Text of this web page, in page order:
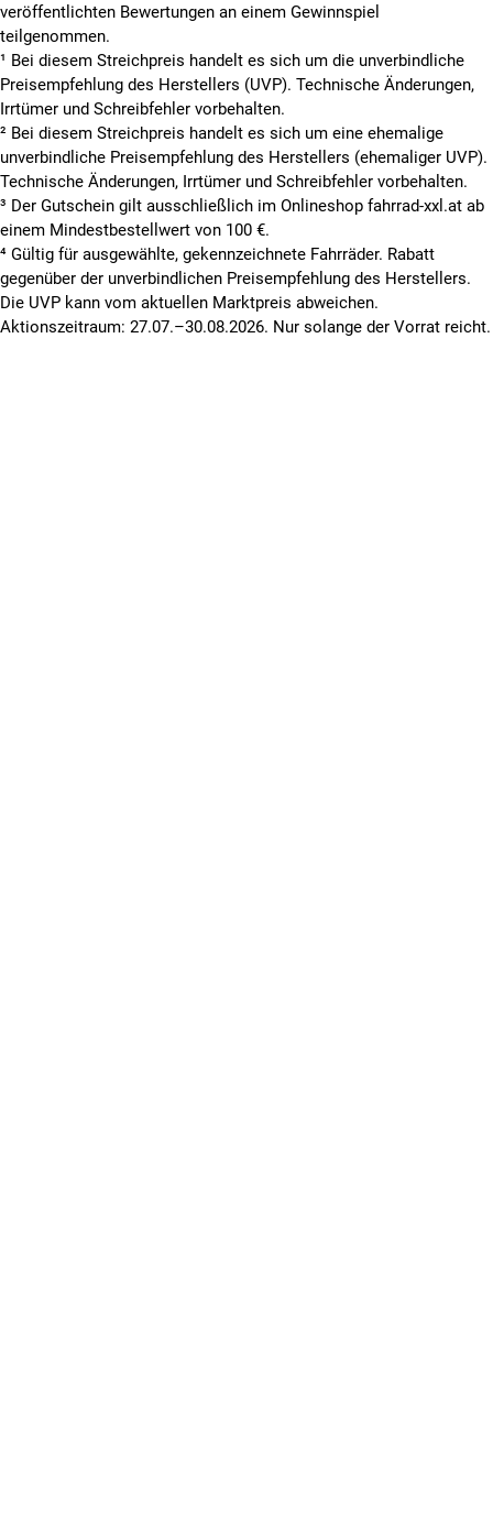
veröffentlichten Bewertungen an einem Gewinnspiel
teilgenommen.
¹ Bei diesem Streichpreis handelt es sich um die unverbindliche
Preisempfehlung des Herstellers (UVP). Technische Änderungen,
Irrtümer und Schreibfehler vorbehalten.
² Bei diesem Streichpreis handelt es sich um eine ehemalige
unverbindliche Preisempfehlung des Herstellers (ehemaliger UVP).
Technische Änderungen, Irrtümer und Schreibfehler vorbehalten.
³ Der Gutschein gilt ausschließlich im Onlineshop fahrrad-xxl.at ab
einem Mindestbestellwert von 100 €.
⁴ Gültig für ausgewählte, gekennzeichnete Fahrräder. Rabatt
gegenüber der unverbindlichen Preisempfehlung des Herstellers.
Die UVP kann vom aktuellen Marktpreis abweichen.
Aktionszeitraum: 27.07.–30.08.2026. Nur solange der Vorrat reicht.